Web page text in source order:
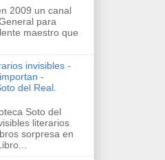
2009 un canal
para
maestro que
invisibles -
-
del Real.
Soto del
literarios
sorpresa en